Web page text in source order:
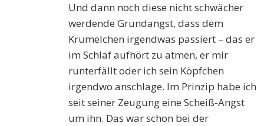
Und dann noch diese nicht schwächer
werdende Grundangst, dass dem
Krümelchen irgendwas passiert – das er
im Schlaf aufhört zu atmen, er mir
runterfällt oder ich sein Köpfchen
irgendwo anschlage. Im Prinzip habe ich
seit seiner Zeugung eine Scheiß-Angst
um ihn. Das war schon bei der